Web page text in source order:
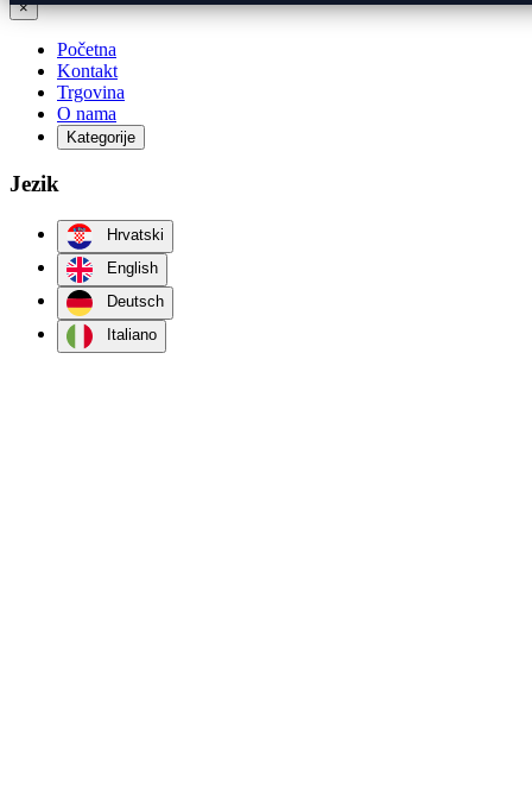
×
Početna
Kontakt
Trgovina
O nama
Kategorije
Jezik
Hrvatski
English
Deutsch
Italiano